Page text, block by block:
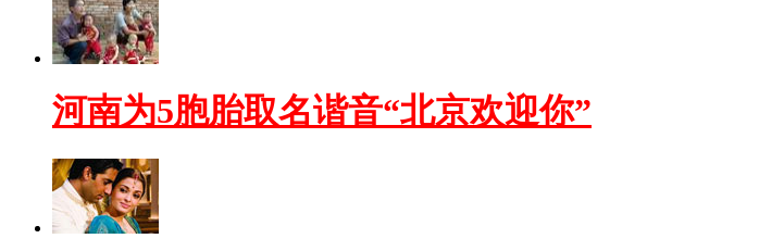
河南为5胞胎取名谐音“北京欢迎你”